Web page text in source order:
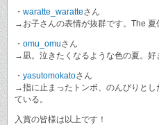
・ waratte_waratteさん
→お子さんの表情が抜群です。The 夏
・ omu_omuさん
→凪。泣きたくなるような色の夏。好
・ yasutomokatoさん
→指に止まったトンボ、のんびりと
ている。
入賞の皆様は以上です！